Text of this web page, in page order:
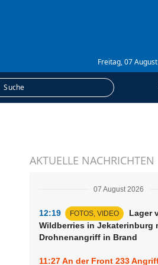
Freitag, 07
Abonnement
AKTUELLE NACHRICHTEN
07 August 2026
12:19 FOTOS, VIDEO
Lager
Wildberries in Jekaterinburg
Drohnenangriff in Brand
11:27An der Front 233